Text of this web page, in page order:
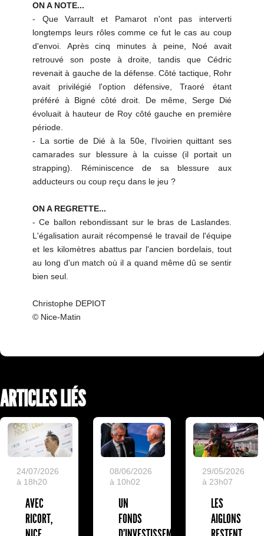
ON A NOTE...
- Que Varrault et Pamarot n'ont pas interverti
longtemps leurs rôles comme ce fut le cas au coup
d'envoi. Après cinq minutes à peine, Noé avait
retrouvé son poste à droite, tandis que Cédric
revenait à gauche de la défense. Côté tactique, Rohr
avait privilégié l'option défensive, Traoré étant
préféré à Bigné côté droit. De même, Serge Dié
évoluait à hauteur de Roy côté gauche en première
période.
- La sortie de Dié à la 50e, l'Ivoirien quittant ses
camarades sur blessure à la cuisse (il portait un
strapping). Réminiscence de sa blessure aux
adducteurs ou coup reçu dans le jeu ?
ON A REGRETTE...
- Ce ballon rebondissant sur le bras de Laslandes.
L'égalisation aurait récompensé le travail de l'équipe
et les kilomètres abattus par l'ancien bordelais, tout
au long d'un match où il a quand même dû se sentir
bien seul.
Christophe DEPIOT
© Nice-Matin
ARTICLES LIÉS
24/07/2026
à 18h20
AVEC
RICORT,
08/06/2026
à 10h02
UN
FONDS
29/05/2026
à 23h07
LES
AIGLONS